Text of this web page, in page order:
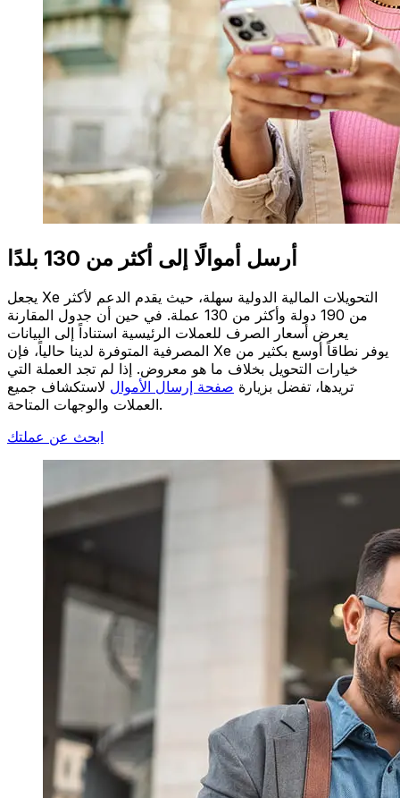
أرسل أموالًا إلى أكثر من 130 بلدًا
يجعل Xe التحويلات المالية الدولية سهلة، حيث يقدم الدعم لأكثر
من 190 دولة وأكثر من 130 عملة. في حين أن جدول المقارنة
يعرض أسعار الصرف للعملات الرئيسية استناداً إلى البيانات
المصرفية المتوفرة لدينا حالياً، فإن Xe يوفر نطاقاً أوسع بكثير من
خيارات التحويل بخلاف ما هو معروض. إذا لم تجد العملة التي
تريدها، تفضل بزيارة صفحة إرسال الأموال لاستكشاف جميع
العملات والوجهات المتاحة.
ابحث عن عملتك